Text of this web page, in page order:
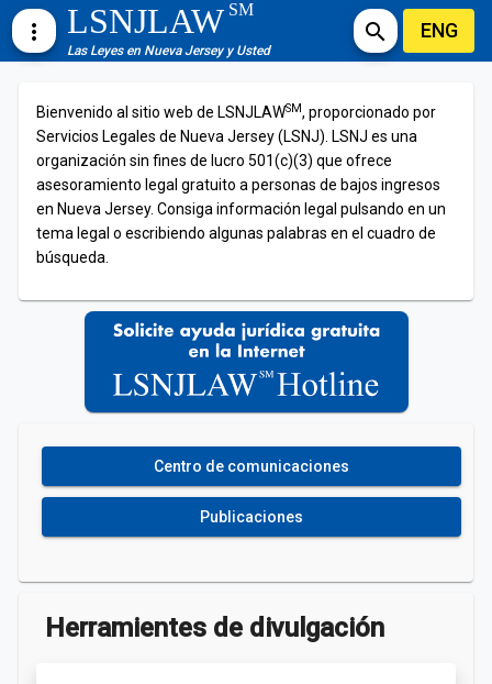
more_vert LSNJLAWSM
Las Leyes en Nueva Jersey y Usted
search ENG
Bienvenido al sitio web de LSNJLAWSM, proporcionado por
Servicios Legales de Nueva Jersey (LSNJ). LSNJ es una
organización sin fines de lucro 501(c)(3) que ofrece
asesoramiento legal gratuito a personas de bajos ingresos
en Nueva Jersey. Consiga información legal pulsando en un
tema legal o escribiendo algunas palabras en el cuadro de
búsqueda.
Centro de comunicaciones
Publicaciones
Herramientes de divulgación